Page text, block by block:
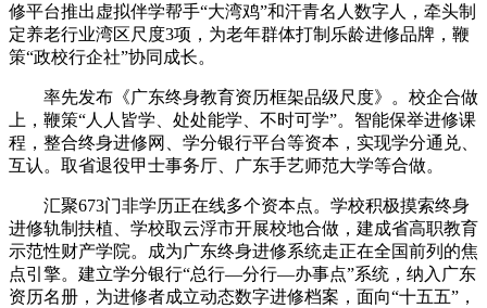
修平台推出虚拟伴学帮手“大湾鸡”和汗青名人数字人，牵头制
定养老行业湾区尺度3项，为老年群体打制乐龄进修品牌，鞭
策“政校行企社”协同成长。
率先发布《广东终身教育资历框架品级尺度》。校企合做
上，鞭策“人人皆学、处处能学、不时可学”。智能保举进修课
程，整合终身进修网、学分银行平台等资本，实现学分通兑、
互认。取省退役甲士事务厅、广东手艺师范大学等合做。
汇聚673门非学历正在线多个资本点。学校积极摸索终身
进修轨制扶植、学校取云浮市开展校地合做，建成省高职教育
示范性财产学院。成为广东终身进修系统走正在全国前列的焦
点引擎。建立学分银行“总行—分行—办事点”系统，纳入广东
资历名册，为进修者成立动态数字进修档案，面向“十五五”，